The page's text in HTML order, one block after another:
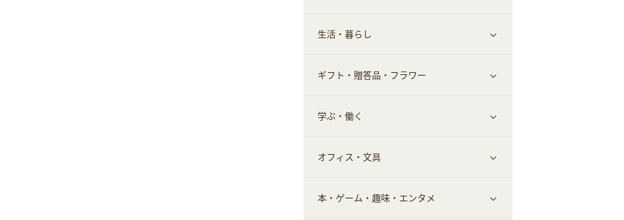
スマホ・携帯電話・SIM
定額制有料コンテンツ
証券
仮想通貨
その他投資
銀行・ネット銀行
キャッシング・ローン
その他金融
すべて見る
保険相談・面談
生活・暮らし
すべて見る
住まい・暮らし
不動産
引越し
ギフト・贈答品・フラワー
すべて見る
ギフト・贈答品
学ぶ・働く
すべて見る
習い事・学習・学校
オフィス・文具
すべて見る
本・ゲーム・趣味・エンタメ